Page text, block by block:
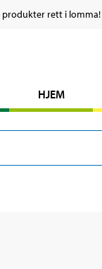
produkter rett i lomma!
HJEM